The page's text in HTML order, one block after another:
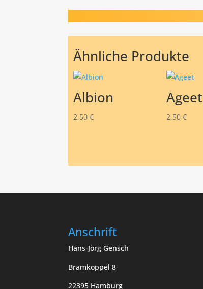
Ähnliche Produkte
Albion
2,50€
Ageet
2,50 €
Anschrift
Hans-Jörg Gensch
Bramkoppel 8
22395 Hamburg